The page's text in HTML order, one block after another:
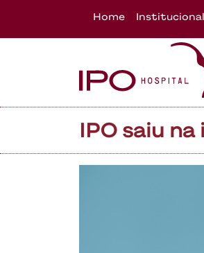
Home Institucional
IPO saiu